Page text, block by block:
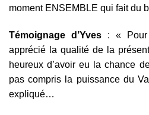
moment ENSEMBLE qui fait du
Témoignage d’Yves : « Pour
apprécié la qualité de la
heureux d’avoir eu la chance
pas compris la puissance du
expliqué…